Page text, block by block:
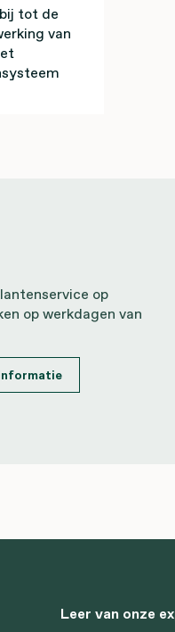
tot de
van
op
op werkdagen van
Leer van onze